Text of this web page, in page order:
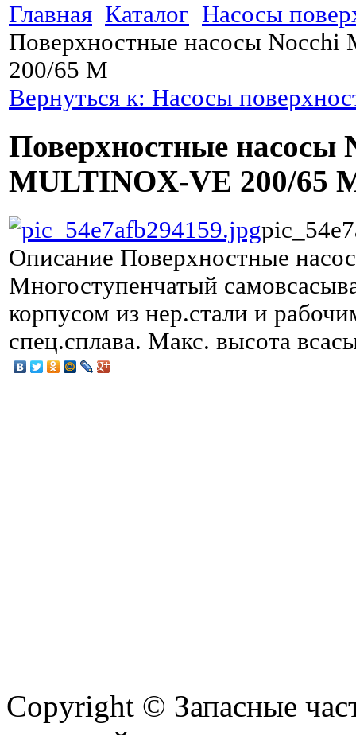
Главная Каталог Насосы
Поверхностные насосы Nocchi
200/65 M
Вернуться к: Насосы
Поверхностные насосы
MULTINOX-VE 200/65
Описание Поверхностные
Многоступенчатый
корпусом из нер.стали и
спец.сплава. Макс. высота
Copyright © Запасные